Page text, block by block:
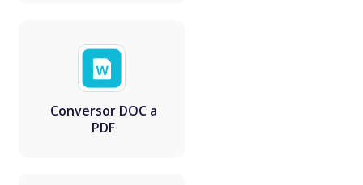
Conversor DOC a
PDF